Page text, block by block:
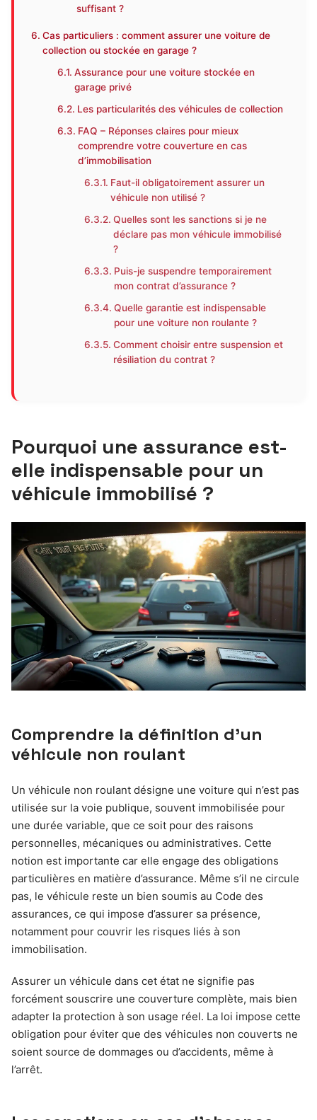
suffisant ?
Cas particuliers : comment assurer une voiture de
collection ou stockée en garage ?
Assurance pour une voiture stockée en
garage privé
Les particularités des véhicules de collection
FAQ – Réponses claires pour mieux
comprendre votre couverture en cas
d’immobilisation
Faut-il obligatoirement assurer un
véhicule non utilisé ?
Quelles sont les sanctions si je ne
déclare pas mon véhicule immobilisé
?
Puis-je suspendre temporairement
mon contrat d’assurance ?
Quelle garantie est indispensable
pour une voiture non roulante ?
Comment choisir entre suspension et
résiliation du contrat ?
Pourquoi une assurance est-
elle indispensable pour un
véhicule immobilisé ?
Comprendre la définition d’un
véhicule non roulant
Un véhicule non roulant désigne une voiture qui n’est pas
utilisée sur la voie publique, souvent immobilisée pour
une durée variable, que ce soit pour des raisons
personnelles, mécaniques ou administratives. Cette
notion est importante car elle engage des obligations
particulières en matière d’assurance. Même s’il ne circule
pas, le véhicule reste un bien soumis au Code des
assurances, ce qui impose d’assurer sa présence,
notamment pour couvrir les risques liés à son
immobilisation.
Assurer un véhicule dans cet état ne signifie pas
forcément souscrire une couverture complète, mais bien
adapter la protection à son usage réel. La loi impose cette
obligation pour éviter que des véhicules non couverts ne
soient source de dommages ou d’accidents, même à
l’arrêt.